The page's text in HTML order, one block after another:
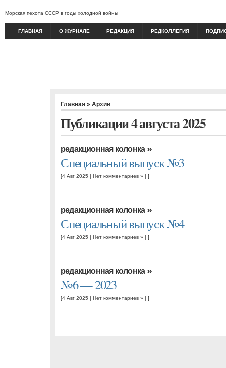
Морская пехота СССР в годы холодной войны
ГЛАВНАЯ О ЖУРНАЛЕ РЕДАКЦИЯ РЕДКОЛЛЕГИЯ
Главная » Архив
Публикации 4 августа 2025
редакционная колонка»
Специальный выпуск №3
[4 Авг 2025 | Нет комментариев » | ]
…
редакционная колонка»
Специальный выпуск №4
[4 Авг 2025 | Нет комментариев » | ]
…
редакционная колонка»
№6 — 2023
[4 Авг 2025 | Нет комментариев » | ]
…